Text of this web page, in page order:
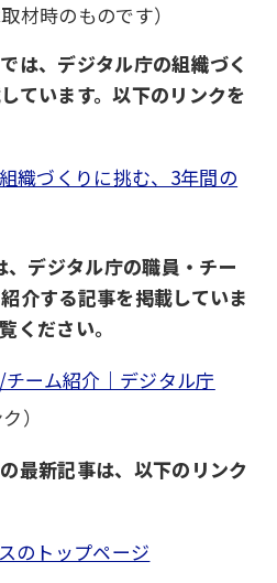
材時のものです）
は、デジタル庁の組織づく
ています。以下のリンクを
織づくりに挑む、3年間の
、デジタル庁の職員・チー
介する記事を掲載していま
ください。
ーム紹介｜デジタル庁
）
最新記事は、以下のリンク
のトップページ